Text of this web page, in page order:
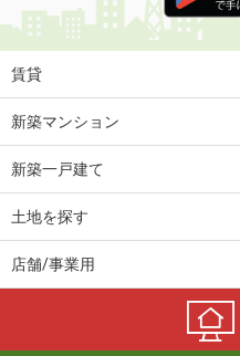
賃貸
新築マンション
新築一戸建て
土地を探す
店舗/事業用